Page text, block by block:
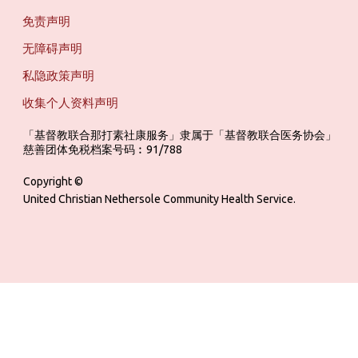
免责声明
无障碍声明
私隐政策声明
收集个人资料声明
「基督教联合那打素社康服务」隶属于「基督教联合医务协会」
慈善团体免税档案号码︰91/788
Copyright ©
United Christian Nethersole Community Health Service.